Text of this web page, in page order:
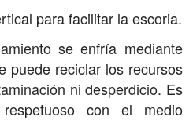
para facilitar la escoria.
se enfría mediante
puede reciclar los recursos
ni desperdicio. Es
con el medio